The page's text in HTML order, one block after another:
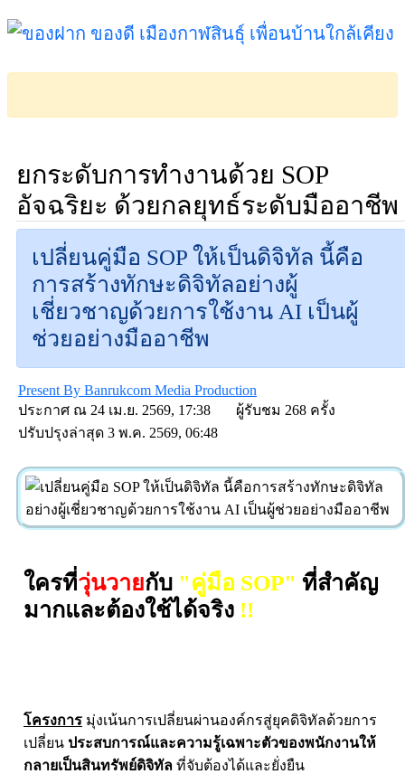
ยกระดับการทำงานด้วย SOP
อัจฉริยะ ด้วยกลยุทธ์ระดับมืออาชีพ
เปลี่ยนคู่มือ SOP ให้เป็นดิจิทัล นี้คือ
การสร้างทักษะดิจิทัลอย่างผู้
เชี่ยวชาญด้วยการใช้งาน AI เป็นผู้
ช่วยอย่างมืออาชีพ
Present By Banrukcom Media Production
ประกาศ ณ 24 เม.ย. 2569, 17:38
ผู้รับชม 268 ครั้ง
ปรับปรุงล่าสุด 3 พ.ค. 2569, 06:48
ใครที่วุ่นวายกับ "คู่มือ SOP" ที่สำคัญ
มากและต้องใช้ได้จริง !!
โครงการ มุ่งเน้นการเปลี่ยนผ่านองค์กรสู่ยุคดิจิทัลด้วยการ
เปลี่ยน ประสบการณ์และความรู้เฉพาะตัวของพนักงานให้
กลายเป็นสินทรัพย์ดิจิทัล ที่จับต้องได้และยั่งยืน